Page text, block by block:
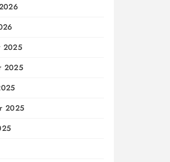
2025
2025
2025